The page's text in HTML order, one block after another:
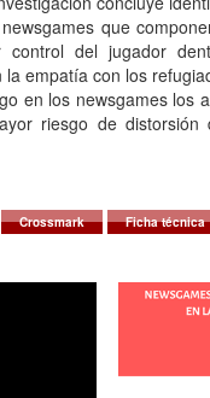
que
control del jugador
empatía con los
en los newsgames los
riesgo de
Crossmark Ficha técnica